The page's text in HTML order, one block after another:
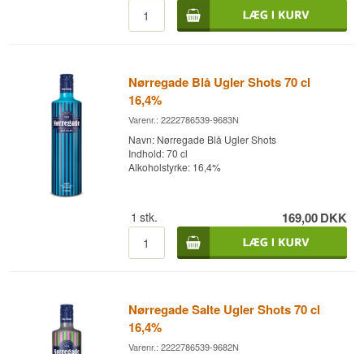
Nørregade Blå Ugler Shots 70 cl
16,4%
Varenr.: 2222786539-9683N
Navn: Nørregade Blå Ugler Shots
Indhold: 70 cl
Alkoholstyrke: 16,4%
1 stk. 169,00DKK
Nørregade Salte Ugler Shots 70 cl
16,4%
Varenr.: 2222786539-9682N